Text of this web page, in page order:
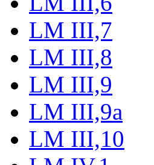
LM III,7
LM III,8
LM III,9
LM III,9a
LM III,10